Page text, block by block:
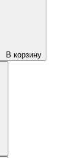
В корзину